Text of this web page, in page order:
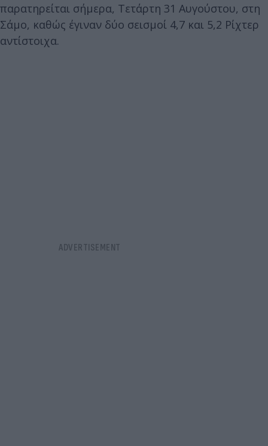
παρατηρείται σήμερα, Τετάρτη 31 Αυγούστου, στη
Σάμο, καθώς έγιναν δύο σεισμοί 4,7 και 5,2 Ρίχτερ
αντίστοιχα.